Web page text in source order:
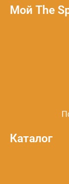
Мой The
Каталог